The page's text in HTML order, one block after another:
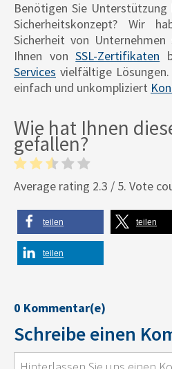
Benötigen Sie
Sicherheitskonzept? Wir
Sicherheit von
Ihnen vonSSL-Zertifikaten
Services vielfältige
einfach und unkompliziert
Wie hat Ihnen
gefallen?
Average rating 2.3 / 5. Vote
teilen teilen
teilen
0 Kommentar(e)
Schreibe einen